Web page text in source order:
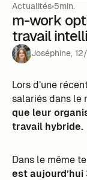
Actualités 5min.
m-work
travail
Joséphine, 12/
Lors d’une
salariés dans le
que leur
travail hybride.
Dans le même
est aujourd’hui